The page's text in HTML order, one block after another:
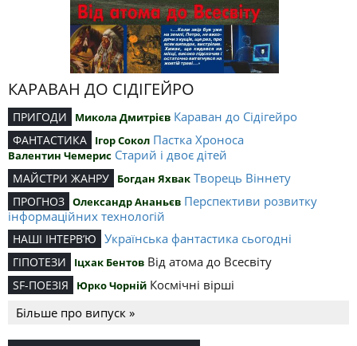
КАРАВАН ДО СІДІГЕЙРО
ПРИГОДИ Микола Дмитрієв Караван до Сідігейро
ФАНТАСТИКА Ігор Сокол Пастка Хроноса
Валентин Чемерис Старий і двоє дітей
МАЙСТРИ ЖАНРУ Богдан Яхвак Творець Віннету
ПРОГНОЗ Олександр Ананьєв Перспективи розвитку
інформаційних технологій
НАШІ ІНТЕРВ’Ю Українська фантастика сьогодні
ГІПОТЕЗИ Іцхак Бентов Від атома до Всесвіту
SF-ПОЕЗІЯ Юрко Чорній Космічні вірші
Більше про випуск »